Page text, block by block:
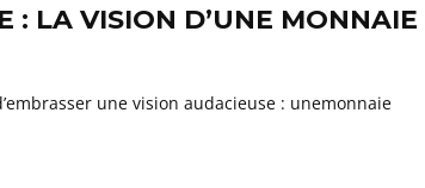
: LA VISION D’UNE MONNAIE
une vision audacieuse : unemonnaie